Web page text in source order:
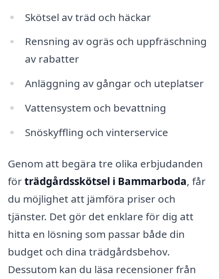
Skötsel av träd och häckar
Rensning av ogräs och uppfräschning
av rabatter
Anläggning av gångar och uteplatser
Vattensystem och bevattning
Snöskyffling och vinterservice
Genom att begära tre olika erbjudanden
förträdgårdsskötsel i Bammarboda, får
du möjlighet att jämföra priser och
tjänster. Det gör det enklare för dig att
hitta en lösning som passar både din
budget och dina trädgårdsbehov.
Dessutom kan du läsa recensioner från